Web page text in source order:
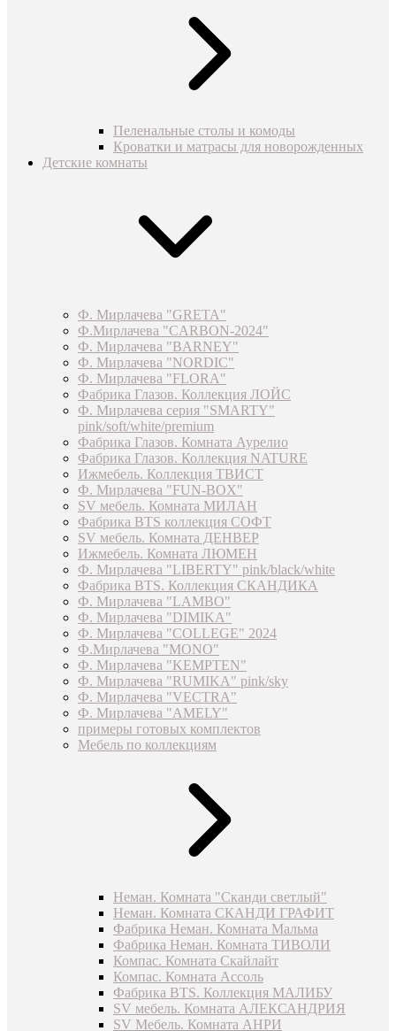
Пеленальные столы и комоды
Кроватки и матрасы для новорожденных
Детские комнаты
Ф. Мирлачева "GRETA"
Ф.Мирлачева "CARBON-2024"
Ф. Мирлачева "BARNEY"
Ф. Мирлачева "NORDIC"
Ф. Мирлачева "FLORA"
Фабрика Глазов. Коллекция ЛОЙС
Ф. Мирлачева серия "SMARTY"
pink/soft/white/premium
Фабрика Глазов. Комната Аурелио
Фабрика Глазов. Коллекция NATURE
Ижмебель. Коллекция ТВИСТ
Ф. Мирлачева "FUN-BOX"
SV мебель. Комната МИЛАН
Фабрика BTS коллекция СОФТ
SV мебель. Комната ДЕНВЕР
Ижмебель. Комната ЛЮМЕН
Ф. Мирлачева "LIBERTY" pink/black/white
Фабрика BTS. Коллекция СКАНДИКА
Ф. Мирлачева "LAMBO"
Ф. Мирлачева "DIMIKA"
Ф. Мирлачева "COLLEGE" 2024
Ф.Мирлачева "MONO"
Ф. Мирлачева "KEMPTEN"
Ф. Мирлачева "RUMIKA" pink/sky
Ф. Мирлачева "VECTRA"
Ф. Мирлачева "AMELY"
примеры готовых комплектов
Мебель по коллекциям
Неман. Комната "Сканди светлый"
Неман. Комната СКАНДИ ГРАФИТ
Фабрика Неман. Комната Мальма
Фабрика Неман. Комната ТИВОЛИ
Компас. Комната Скайлайт
Компас. Комната Ассоль
Фабрика BTS. Коллекция МАЛИБУ
SV мебель. Комната АЛЕКСАНДРИЯ
SV Мебель. Комната АНРИ